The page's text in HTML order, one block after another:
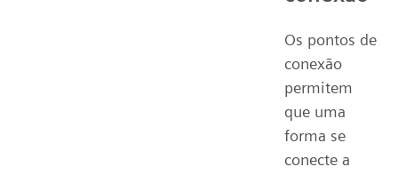
Os pontos de
conexão
permitem
que uma
forma se
conecte a